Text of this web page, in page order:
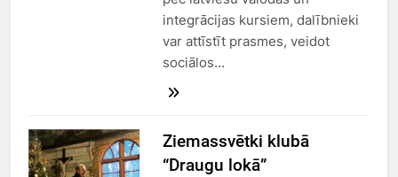
integrācijas kursiem, dalībnieki
var attīstīt prasmes, veidot
sociālos…
Ziemassvētki klubā
“Draugu lokā”